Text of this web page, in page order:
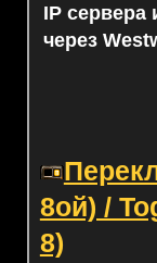
IP сервера
через
8ой) /
8)